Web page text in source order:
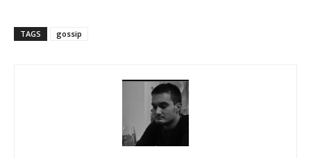
TAGS gossip